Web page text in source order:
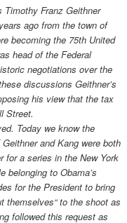
Timothy Franz Geithner
ago from the town of
becoming the 75th United
head of the Federal
negotiations over the
discussions Geithner’s
his view that the tax
Street.
Today we know the
and Kang were both
for a series in the New York
belonging to Obama’s
for the President to bring
themselves“ to the shoot as
followed this request as